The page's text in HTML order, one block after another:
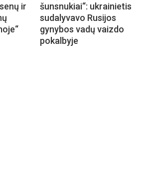
ir
šunsnukiai“: ukrainietis
sudalyvavo Rusijos
gynybos vadų vaizdo
pokalbyje